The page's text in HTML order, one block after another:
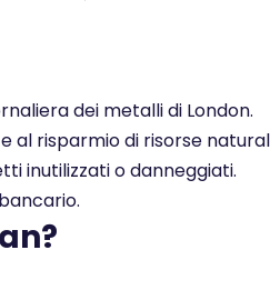
dei metalli di London.
al risparmio di risorse
inutilizzati o danneggiati.